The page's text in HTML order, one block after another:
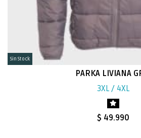
Sin Stock
PARKA LIVIANA
3XL / 4XL
$ 49.990